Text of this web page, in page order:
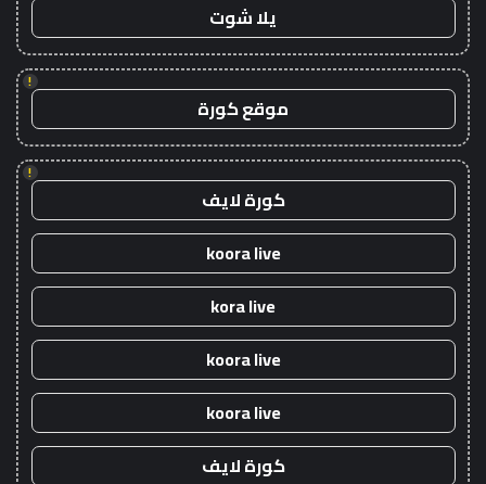
يلا شوت
!
موقع كورة
!
كورة لايف
koora live
kora live
koora live
koora live
كورة لايف